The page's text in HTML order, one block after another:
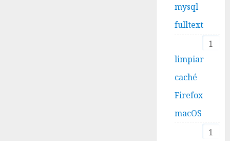
mysql
fulltext
1
limpiar
caché
Firefox
macOS
1